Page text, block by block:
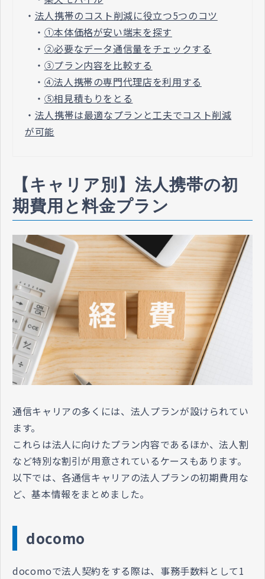
・ 法人携帯のコスト削減に役立つ5つのコツ
・ ①本体価格が安い端末を探す
・ ②必要なデータ通信量をチェックする
・ ③プラン内容を比較する
・ ④法人携帯の専門代理店を利用する
・ ⑤相見積もりをとる
・ 法人携帯は最適なプランと工夫でコスト削減
が可能
【キャリア別】法人携帯の初
期費用と料金プラン
通信キャリアの多くには、法人プランが設けられてい
ます。
これらは法人に向けたプラン内容であるほか、法人割
など特別な割引が用意されているケースもあります。
以下では、各通信キャリアの法人プランの初期費用な
ど、基本情報をまとめました。
docomo
docomoで法人契約をする際は、事務手数料として1